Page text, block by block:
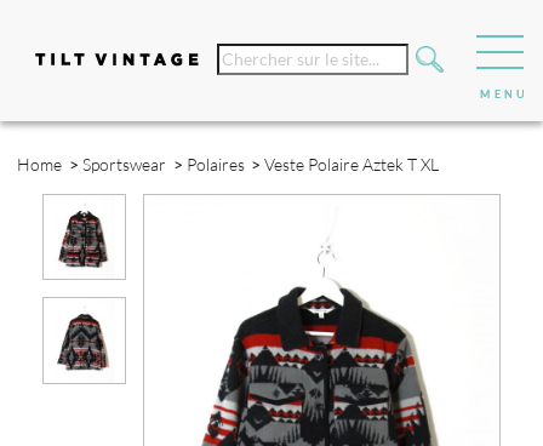
Home > Sportswear > Polaires >Veste Polaire Aztek T XL